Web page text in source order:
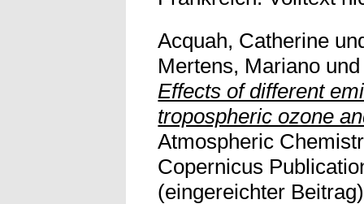
Acquah, Catherine
Mertens, Mariano
Effects of different
tropospheric ozone
Atmospheric
Copernicus
(eingereichter